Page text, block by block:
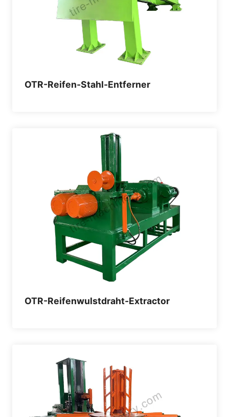
OTR-Reifen-Stahl-Entferner
OTR-Reifenwulstdraht-Extractor